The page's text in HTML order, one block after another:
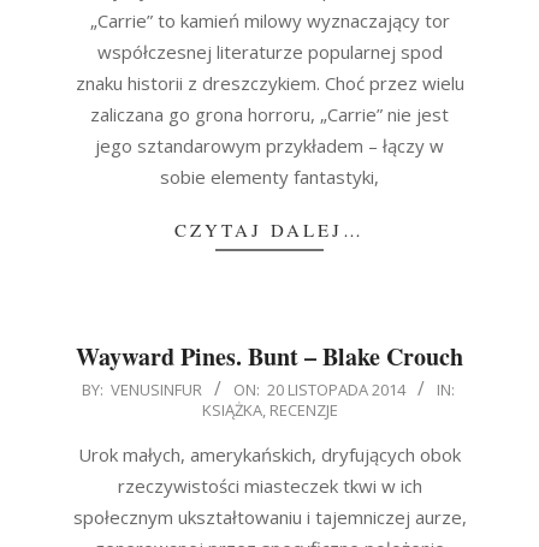
„Carrie” to kamień milowy wyznaczający tor
współczesnej literaturze popularnej spod
znaku historii z dreszczykiem. Choć przez wielu
zaliczana go grona horroru, „Carrie” nie jest
jego sztandarowym przykładem – łączy w
sobie elementy fantastyki,
CZYTAJ DALEJ…
Wayward Pines. Bunt – Blake Crouch
2014-
20
BY: VENUSINFUR ON: 20 LISTOPADA 2014
IN:
KSIĄŻKA, RECENZJE
Urok małych, amerykańskich, dryfujących obok
rzeczywistości miasteczek tkwi w ich
społecznym ukształtowaniu i tajemniczej aurze,